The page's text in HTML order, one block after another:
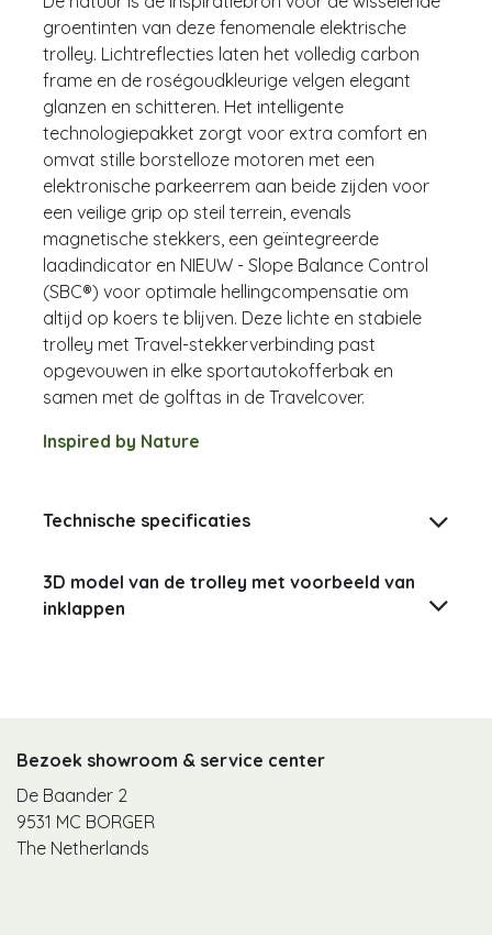
groentinten van deze fenomenale elektrische
trolley. Lichtreflecties laten het volledig carbon
frame en de roségoudkleurige velgen elegant
glanzen en schitteren. Het intelligente
technologiepakket zorgt voor extra comfort en
omvat stille borstelloze motoren met een
elektronische parkeerrem aan beide zijden voor
een veilige grip op steil terrein, evenals
magnetische stekkers, een geïntegreerde
laadindicator en NIEUW - Slope Balance Control
(SBC®) voor optimale hellingcompensatie om
altijd op koers te blijven. Deze lichte en stabiele
trolley met Travel-stekkerverbinding past
opgevouwen in elke sportautokofferbak en
samen met de golftas in de Travelcover.
Inspired by Nature
Technische specificaties
3D model van de trolley met voorbeeld van
inklappen
Bezoek showroom & service center
De Baander 2
9531 MC BORGER
The Netherlands